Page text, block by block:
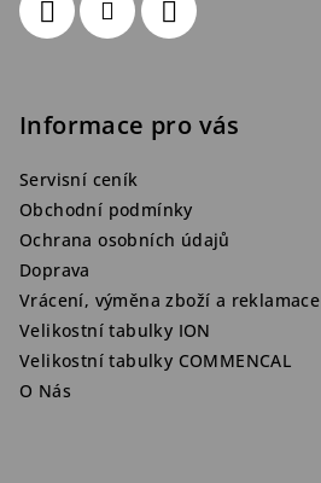
Informace pro vás
Servisní ceník
Obchodní podmínky
Ochrana osobních údajů
Doprava
Vrácení, výměna zboží a reklamace
Velikostní tabulky ION
Velikostní tabulky COMMENCAL
O Nás